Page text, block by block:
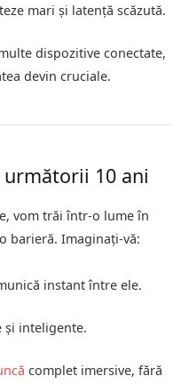
mari și latență scăzută.
dispozitive conectate,
devin cruciale.
10 ani
vom trăi într-o lume în
barieră. Imaginați-vă:
instant între ele.
și inteligente.
complet imersive, fără